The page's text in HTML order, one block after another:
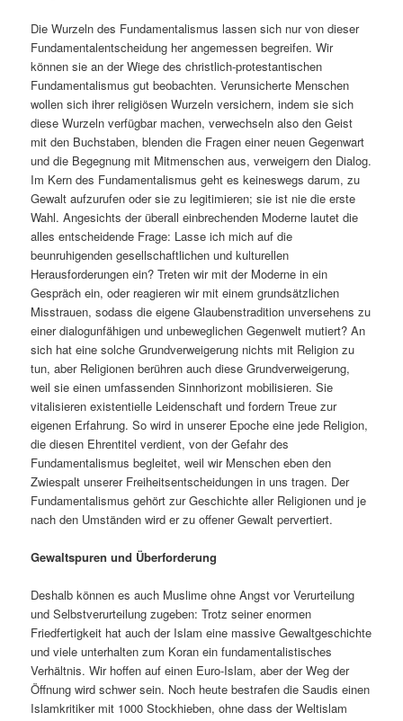
Die Wurzeln des Fundamentalismus lassen sich nur von dieser
Fundamentalentscheidung her angemessen begreifen. Wir
können sie an der Wiege des christlich-protestantischen
Fundamentalismus gut beobachten. Verunsicherte Menschen
wollen sich ihrer religiösen Wurzeln versichern, indem sie sich
diese Wurzeln verfügbar machen, verwechseln also den Geist
mit den Buchstaben, blenden die Fragen einer neuen Gegenwart
und die Begegnung mit Mitmenschen aus, verweigern den Dialog.
Im Kern des Fundamentalismus geht es keineswegs darum, zu
Gewalt aufzurufen oder sie zu legitimieren; sie ist nie die erste
Wahl. Angesichts der überall einbrechenden Moderne lautet die
alles entscheidende Frage: Lasse ich mich auf die
beunruhigenden gesellschaftlichen und kulturellen
Herausforderungen ein? Treten wir mit der Moderne in ein
Gespräch ein, oder reagieren wir mit einem grundsätzlichen
Misstrauen, sodass die eigene Glaubenstradition unversehens zu
einer dialogunfähigen und unbeweglichen Gegenwelt mutiert? An
sich hat eine solche Grundverweigerung nichts mit Religion zu
tun, aber Religionen berühren auch diese Grundverweigerung,
weil sie einen umfassenden Sinnhorizont mobilisieren. Sie
vitalisieren existentielle Leidenschaft und fordern Treue zur
eigenen Erfahrung. So wird in unserer Epoche eine jede Religion,
die diesen Ehrentitel verdient, von der Gefahr des
Fundamentalismus begleitet, weil wir Menschen eben den
Zwiespalt unserer Freiheitsentscheidungen in uns tragen. Der
Fundamentalismus gehört zur Geschichte aller Religionen und je
nach den Umständen wird er zu offener Gewalt pervertiert.
Gewaltspuren und Überforderung
Deshalb können es auch Muslime ohne Angst vor Verurteilung
und Selbstverurteilung zugeben: Trotz seiner enormen
Friedfertigkeit hat auch der Islam eine massive Gewaltgeschichte
und viele unterhalten zum Koran ein fundamentalistisches
Verhältnis. Wir hoffen auf einen Euro-Islam, aber der Weg der
Öffnung wird schwer sein. Noch heute bestrafen die Saudis einen
Islamkritiker mit 1000 Stockhieben, ohne dass der Weltislam